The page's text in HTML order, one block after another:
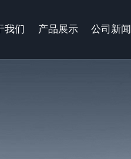
我们 产品展示 公司新闻